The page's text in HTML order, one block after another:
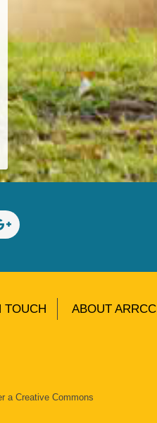
TOUCH ABOUT ARRCC
a Creative Commons